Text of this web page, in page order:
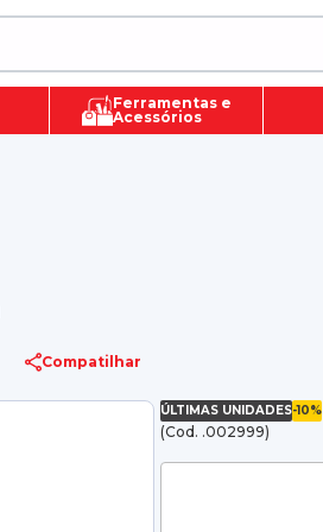
Ferramentas e
Acessórios
Compatilhar
ÚLTIMAS UNIDADES-10%
(Cod. .002999)